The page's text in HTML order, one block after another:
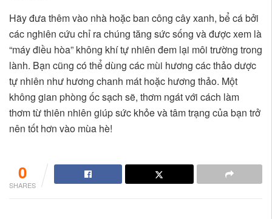
Hãy đưa thêm vào nhà hoặc ban công cây xanh, bể cá bởi
các nghiên cứu chỉ ra chúng tăng sức sống và được xem là
“máy điều hòa” không khí tự nhiên đem lại môi trường trong
lành. Bạn cũng có thể dùng các mùi hương các thảo dược
tự nhiên như hương chanh mát hoặc hương thảo. Một
không gian phòng ốc sạch sẽ, thơm ngát với cách làm
thơm từ thiên nhiên giúp sức khỏe và tâm trạng của bạn trở
nên tốt hơn vào mùa hè!
0
SHARES